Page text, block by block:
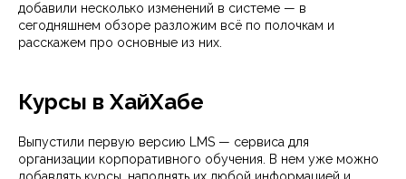
добавили несколько изменений в системе — в
сегодняшнем обзоре разложим всё по полочкам и
расскажем про основные из них.
Курсы в ХайХабе
Выпустили первую версию LMS — сервиса для
организации корпоративного обучения. В нем уже можно